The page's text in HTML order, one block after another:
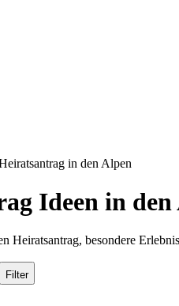
in den Alpen
Ideen in den
Heiratsantrag, besondere
Filter